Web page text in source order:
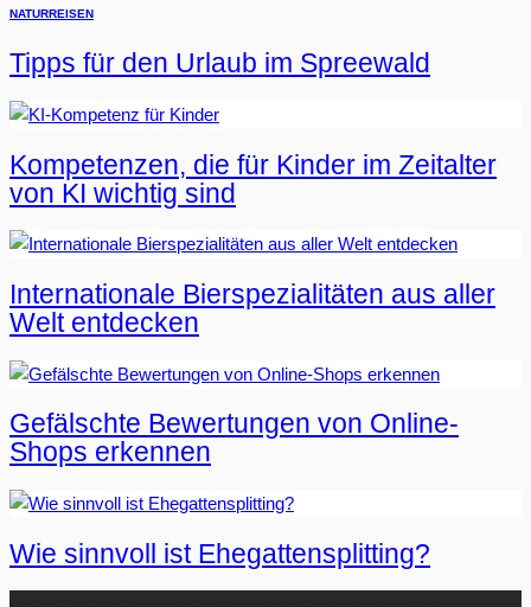
NATURREISEN
Tipps für den Urlaub im Spreewald
Kompetenzen, die für Kinder im Zeitalter
von KI wichtig sind
Internationale Bierspezialitäten aus aller
Welt entdecken
Gefälschte Bewertungen von Online-
Shops erkennen
Wie sinnvoll ist Ehegattensplitting?